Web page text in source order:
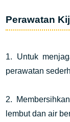
Perawatan
1. Untuk
perawatan
2.
lembut dan air